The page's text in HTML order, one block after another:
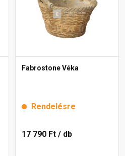
Fabrostone Véka
Rendelésre
17 790 Ft / db